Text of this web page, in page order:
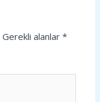
Gerekli alanlar*